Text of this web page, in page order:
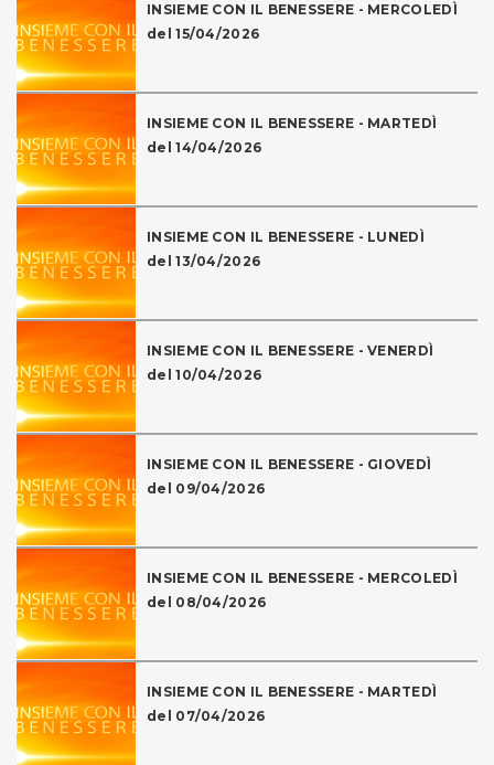
INSIEME CON IL BENESSERE - MERCOLEDÌ
del 15/04/2026
INSIEME CON IL BENESSERE - MARTEDÌ
del 14/04/2026
INSIEME CON IL BENESSERE - LUNEDÌ
del 13/04/2026
INSIEME CON IL BENESSERE - VENERDÌ
del 10/04/2026
INSIEME CON IL BENESSERE - GIOVEDÌ
del 09/04/2026
INSIEME CON IL BENESSERE - MERCOLEDÌ
del 08/04/2026
INSIEME CON IL BENESSERE - MARTEDÌ
del 07/04/2026